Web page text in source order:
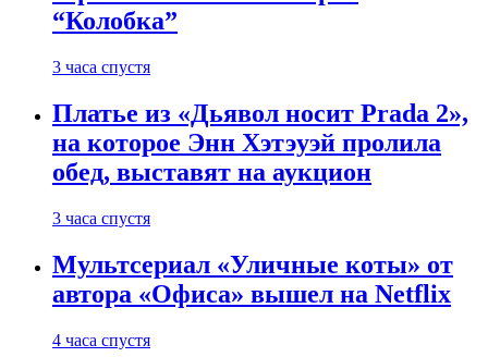
“Колобка”
3 часа спустя
Платье из «Дьявол носит Prada 2»,
на которое Энн Хэтэуэй пролила
обед, выставят на аукцион
3 часа спустя
Мультсериал «Уличные коты» от
автора «Офиса» вышел на Netflix
4 часа спустя